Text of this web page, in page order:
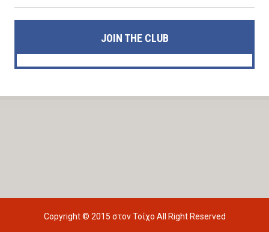
JOIN THE CLUB
Copyright © 2015 στον Τοίχο All Right Reserved